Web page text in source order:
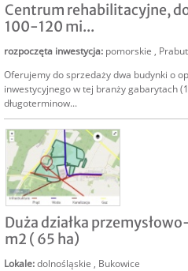
Centrum rehabilitacyjne,
100-120 mi...
rozpoczęta inwestycja: pomorskie ,
Oferujemy do sprzedaży dwa budynki o
inwestycyjnego w tej branży gabarytach
długoterminow...
Duża działka
m2 ( 65 ha)
Lokale:dolnośląskie , Bukowice